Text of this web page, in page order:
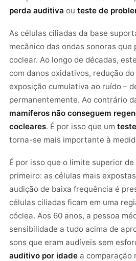
perda auditiva ou teste de
As células ciliadas da base
mecânico das ondas sonoras que
coclear. Ao longo de décadas,
com danos oxidativos, redução
exposição cumulativa ao ruído –
permanentemente. Ao contrário
mamíferos não conseguem
cocleares. É por isso que um
torna-se mais importante à
É por isso que o limite superior
primeiro: as células mais
audição de baixa frequência é
células ciliadas ficam em uma
cóclea. Aos 60 anos, a pessoa
sensibilidade a tudo acima de
sons que eram audíveis sem
auditivo por idade a comparação